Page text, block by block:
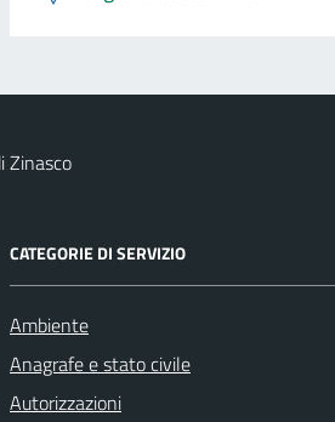
Zinasco
CATEGORIE DI SERVIZIO
Ambiente
Anagrafe e stato civile
Autorizzazioni